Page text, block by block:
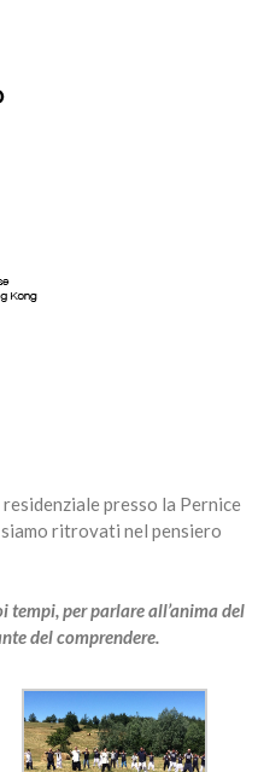
presso la Pernice
ritrovati nel pensiero
tempi, per parlare all’anima del
del comprendere.